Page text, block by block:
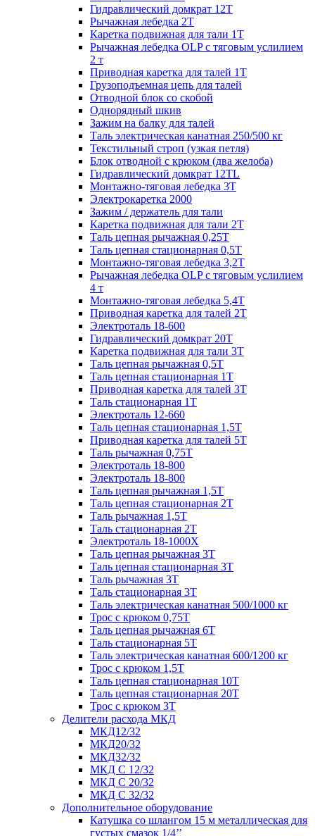
Гидравлический домкрат 12Т
Рычажная лебедка 2Т
Каретка подвижная для тали 1Т
Рычажная лебедка OLP с тяговым услилием
2 т
Приводная каретка для талей 1Т
Грузоподъемная цепь для талей
Отводной блок со скобой
Однорядный шкив
Зажим на балку для талей
Таль электрическая канатная 250/500 кг
Текстильный строп (узкая петля)
Блок отводной с крюком (два желоба)
Гидравлический домкрат 12TL
Монтажно-тяговая лебедка 3Т
Электрокаретка 2000
Зажим / держатель для тали
Каретка подвижная для тали 2Т
Таль цепная рычажная 0,25Т
Таль цепная стационарная 0,5Т
Монтажно-тяговая лебедка 3,2Т
Рычажная лебедка OLP с тяговым услилием
4 т
Монтажно-тяговая лебедка 5,4Т
Приводная каретка для талей 2Т
Электроталь 18-600
Гидравлический домкрат 20T
Каретка подвижная для тали 3Т
Таль цепная рычажная 0,5Т
Таль цепная стационарная 1Т
Приводная каретка для талей 3Т
Таль стационарная 1Т
Электроталь 12-660
Таль цепная стационарная 1,5Т
Приводная каретка для талей 5Т
Таль рычажная 0,75Т
Электроталь 18-800
Электроталь 18-800
Таль цепная рычажная 1,5Т
Таль цепная стационарная 2Т
Таль рычажная 1,5Т
Таль стационарная 2Т
Электроталь 18-1000X
Таль цепная рычажная 3Т
Таль цепная стационарная 3Т
Таль рычажная 3Т
Таль стационарная 3Т
Таль электрическая канатная 500/1000 кг
Трос с крюком 0,75Т
Таль цепная рычажная 6Т
Таль стационарная 5Т
Таль электрическая канатная 600/1200 кг
Трос с крюком 1,5Т
Таль цепная стационарная 10Т
Таль цепная стационарная 20Т
Трос с крюком 3Т
Делители расхода МКД
МКД12/32
МКД20/32
МКД32/32
МКД С 12/32
МКД С 20/32
МКД С 32/32
Дополнительное оборудование
Катушка со шлангом 15 м металлическая для
густых смазок 1/4’’